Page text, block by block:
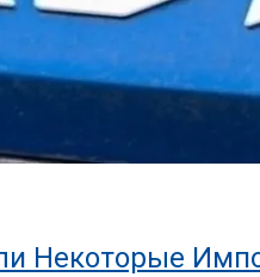
Некоторые